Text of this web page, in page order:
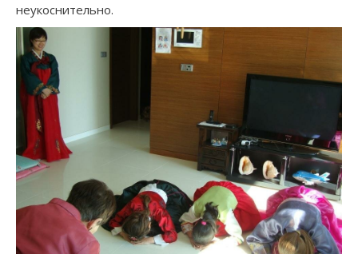
неукоснительно.